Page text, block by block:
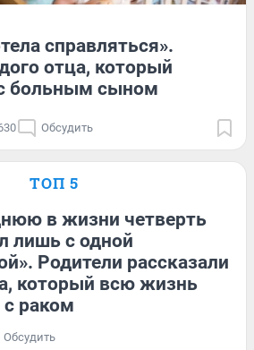
справляться».
отца, который
больным сыном
Обсудить
ТОП 5
в жизни четверть
лишь с одной
Родители рассказали
который всю жизнь
раком
Обсудить